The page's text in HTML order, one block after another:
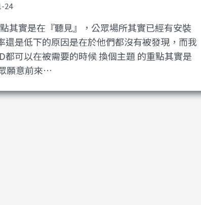
24
其實是在『聽見』，公眾場所其實已經有安裝
還是低下的原因是在於他們都沒有被發現，而我
都可以在被需要的時候 換個主題 的重點其實是
願意前來…